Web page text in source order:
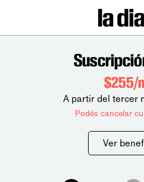
$255/
A partir del tercer
Podés cancelar
Ver